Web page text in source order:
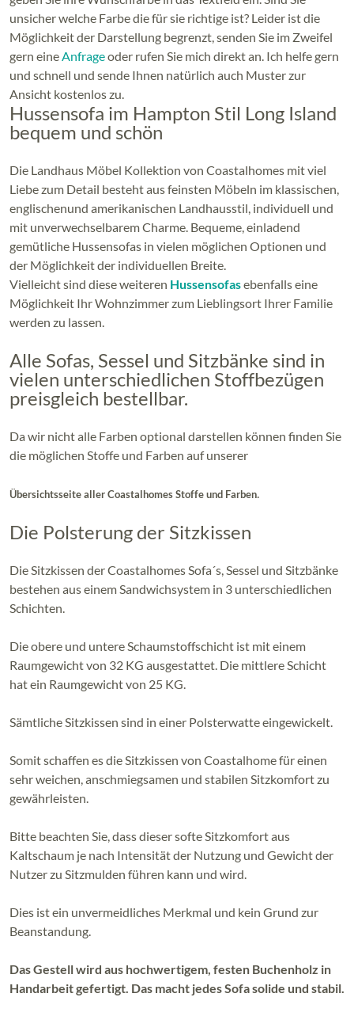
unsicher welche Farbe die für sie richtige ist? Leider ist die
Möglichkeit der Darstellung begrenzt, senden Sie im Zweifel
gern eineAnfrageoder rufen Sie mich direkt an. Ich helfe gern
und schnell und sende Ihnen natürlich auch Muster zur
Ansicht kostenlos zu.
Hussensofa im Hampton Stil Long Island
bequem und schön
Die Landhaus Möbel Kollektion von Coastalhomes mit viel
Liebe zum Detail besteht aus feinsten Möbeln im klassischen,
englischenund amerikanischen Landhausstil, individuell und
mit unverwechselbarem Charme. Bequeme, einladend
gemütliche Hussensofas in vielen möglichen Optionen und
der Möglichkeit der individuellen Breite.
Vielleicht sind diese weiteren Hussensofasebenfalls eine
Möglichkeit Ihr Wohnzimmer zum Lieblingsort Ihrer Familie
werden zu lassen.
Alle Sofas, Sessel und Sitzbänke sind in
vielen unterschiedlichen Stoffbezügen
preisgleich bestellbar.
Da wir nicht alle Farben optional darstellen können finden Sie
die möglichen Stoffe und Farben auf unserer
Übersichtsseite aller Coastalhomes Stoffe und Farben.
Die Polsterung der Sitzkissen
Die Sitzkissen der Coastalhomes Sofa´s, Sessel und Sitzbänke
bestehen aus einem Sandwichsystem in 3 unterschiedlichen
Schichten.
Die obere und untere Schaumstoffschicht ist mit einem
Raumgewicht von 32 KG ausgestattet. Die mittlere Schicht
hat ein Raumgewicht von 25 KG.
Sämtliche Sitzkissen sind in einer Polsterwatte eingewickelt.
Somit schaffen es die Sitzkissen von Coastalhome für einen
sehr weichen, anschmiegsamen und stabilen Sitzkomfort zu
gewährleisten.
Bitte beachten Sie, dass dieser softe Sitzkomfort aus
Kaltschaum je nach Intensität der Nutzung und Gewicht der
Nutzer zu Sitzmulden führen kann und wird.
Dies ist ein unvermeidliches Merkmal und kein Grund zur
Beanstandung.
Das Gestell wird aus hochwertigem, festen Buchenholz in
Handarbeit gefertigt. Das macht jedes Sofa solide und stabil.